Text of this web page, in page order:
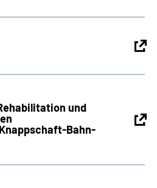
und
Bahn-